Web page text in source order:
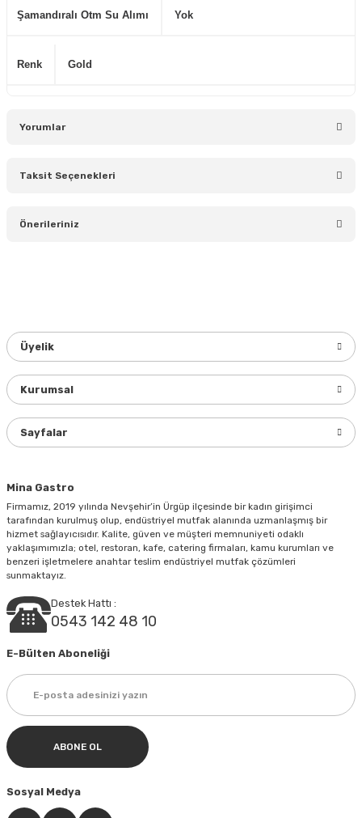
Şamandıralı Otm Su Alımı Yok
Renk Gold
Yorumlar
Taksit Seçenekleri
Önerileriniz
Ürün bilgilerinde hatalar bulunuyor.
Bu ürüne benzer farklı alternatifler olmalı.
Gönder
Mina Gastro
Firmamız, 2019 yılında Nevşehir’in Ürgüp ilçesinde bir kadın girişimci
tarafından kurulmuş olup, endüstriyel mutfak alanında uzmanlaşmış bir
hizmet sağlayıcısıdır. Kalite, güven ve müşteri memnuniyeti odaklı
yaklaşımımızla; otel, restoran, kafe, catering firmaları, kamu kurumları ve
benzeri işletmelere anahtar teslim endüstriyel mutfak çözümleri
sunmaktayız.
Destek Hattı :
0543 142 48 10
Üyelik
Kurumsal
Sayfalar
E-Bülten Aboneliği
ABONE OL
Sosyal Medya